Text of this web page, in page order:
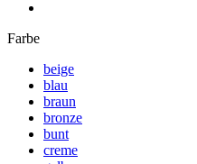
Farbe
beige
blau
braun
bronze
bunt
creme